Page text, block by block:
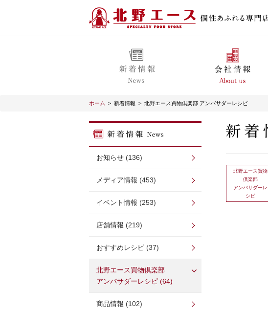
ホーム > 新着情報 > 北野エース買物倶楽部 アンバサダーレシピ
お知らせ (136)
メディア情報 (453)
イベント情報 (253)
店舗情報 (219)
おすすめレシピ (37)
北野エース買物倶楽部
アンバサダーレシピ (64)
商品情報 (102)
北野エース買物
倶楽部
アンバサダーレ
シピ